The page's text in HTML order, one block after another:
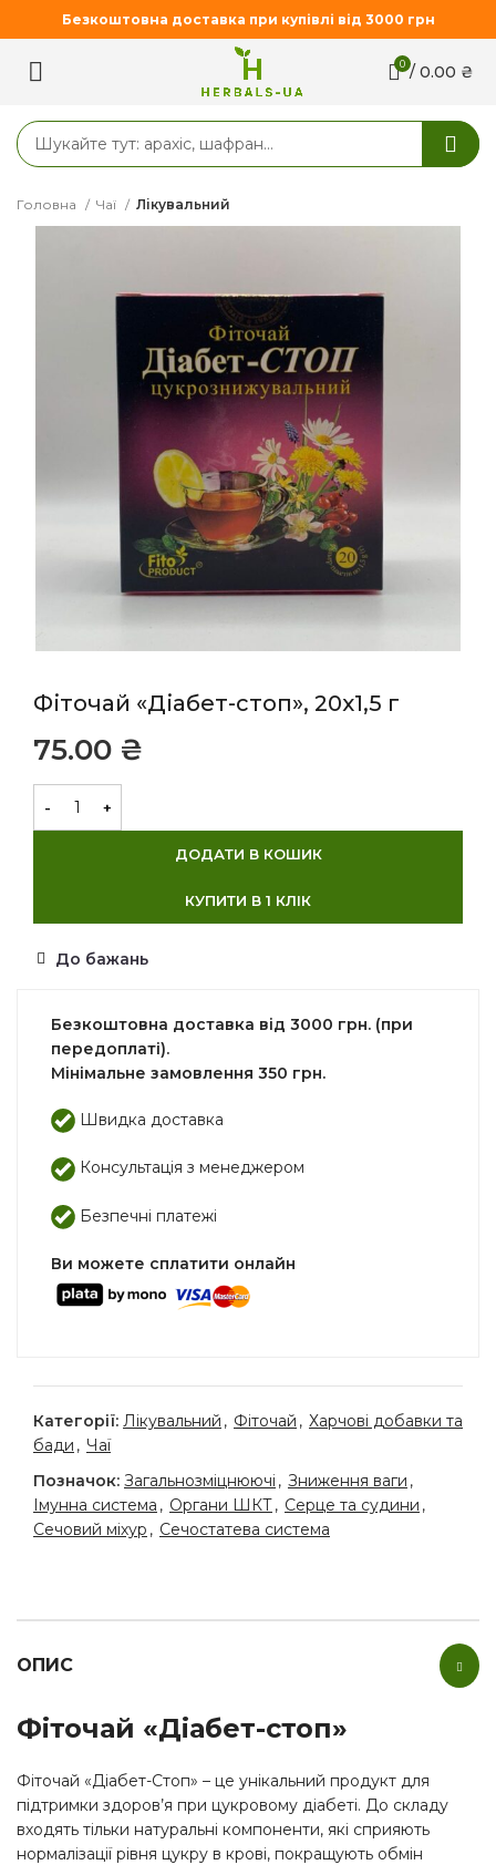
0 / 0.00 ₴
Головна Чаї Лікувальний
Фіточай «Діабет-стоп», 20х1,5 г
₴
ДОДАТИ В КОШИК
КУПИТИ В 1 КЛІК
Безкоштовна доставка від 3000 грн. (при
передоплаті).
Мінімальне замовлення 350 грн.
Швидка доставка
Консультація з менеджером
Безпечні платежі
Ви можете сплатити онлайн
До бажань
Категорії: Лікувальний , Фіточай , Харчові добавки та
бади , Чаї
Позначок: Загальнозміцнюючі , Зниження ваги ,
Імунна система , Органи ШКТ, Серце та судини ,
Сечовий міхур , Сечостатева система
ОПИС
Фіточай «Діабет-стоп»
Фіточай «Діабет-Стоп» – це унікальний продукт для
підтримки здоров’я при цукровому діабеті. До складу
входять тільки натуральні компоненти, які сприяють
нормалізації рівня цукру в крові, покращують обмін
Безкоштовна доставка при купівлі від 3000 грн